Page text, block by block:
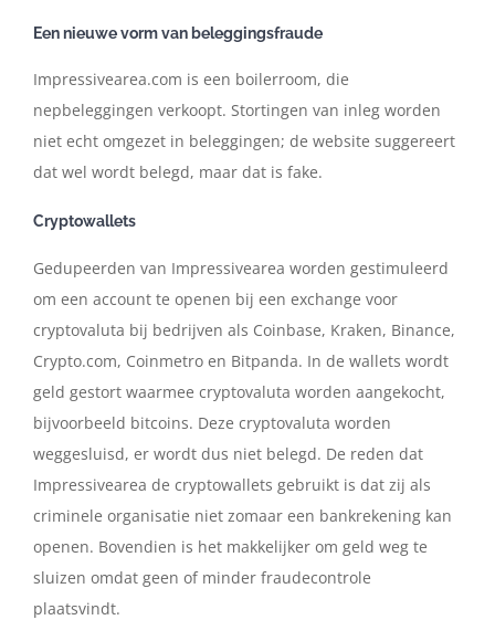
Een nieuwe vorm van beleggingsfraude
Impressivearea.com is een boilerroom, die
nepbeleggingen verkoopt. Stortingen van inleg worden
niet echt omgezet in beleggingen; de website suggereert
dat wel wordt belegd, maar dat is fake.
Cryptowallets
Gedupeerden van Impressivearea worden gestimuleerd
om een account te openen bij een exchange voor
cryptovaluta bij bedrijven als Coinbase, Kraken, Binance,
Crypto.com, Coinmetro en Bitpanda. In de wallets wordt
geld gestort waarmee cryptovaluta worden aangekocht,
bijvoorbeeld bitcoins. Deze cryptovaluta worden
weggesluisd, er wordt dus niet belegd. De reden dat
Impressivearea de cryptowallets gebruikt is dat zij als
criminele organisatie niet zomaar een bankrekening kan
openen. Bovendien is het makkelijker om geld weg te
sluizen omdat geen of minder fraudecontrole
plaatsvindt.